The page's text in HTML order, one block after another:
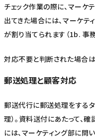
チェック作業の際に、マーケ
出てきた場合には、マーケ
が割り当てられます（1b. 事
対応不要と判断された場合は
郵送処理と顧客対応
郵送代行に郵送処理をする
理）。資料送付にあたって、
には、マーケティング部に問